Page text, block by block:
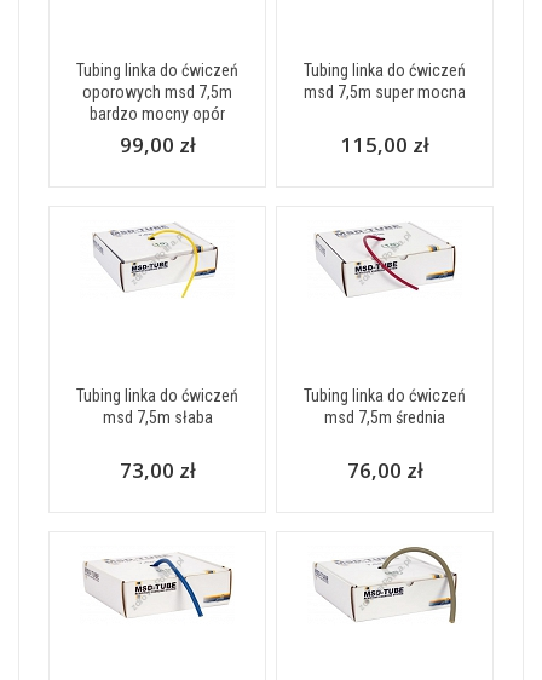
Tubing linka do ćwiczeń
oporowych msd 7,5m
bardzo mocny opór
99,00 zł
Tubing linka do ćwiczeń
msd 7,5m super mocna
115,00 zł
Tubing linka do ćwiczeń
msd 7,5m słaba
73,00 zł
Tubing linka do ćwiczeń
msd 7,5m średnia
76,00 zł